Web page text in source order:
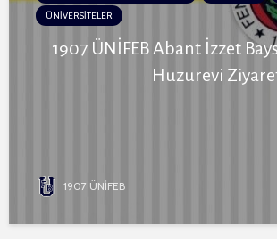
ÜNİVERSİTELER
1907 ÜNİFEB Abant İzzet
Huzurevi
1907 ÜNİFEB